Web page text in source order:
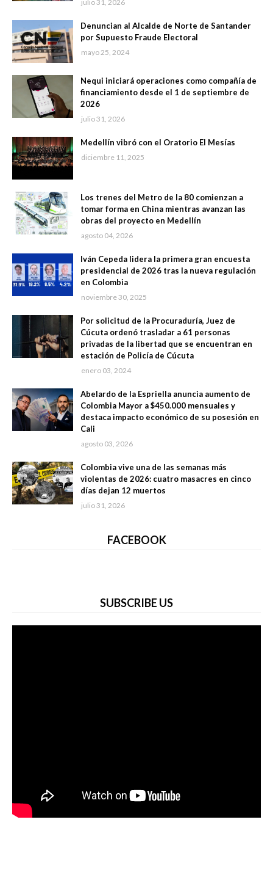
julio 31, 2026
Denuncian al Alcalde de Norte de Santander
por Supuesto Fraude Electoral
mayo 25, 2024
Nequi iniciará operaciones como compañía de
financiamiento desde el 1 de septiembre de
2026
julio 31, 2026
Medellín vibró con el Oratorio El Mesías
diciembre 11, 2025
Los trenes del Metro de la 80 comienzan a
tomar forma en China mientras avanzan las
obras del proyecto en Medellín
agosto 04, 2026
Iván Cepeda lidera la primera gran encuesta
presidencial de 2026 tras la nueva regulación
en Colombia
noviembre 30, 2025
Por solicitud de la Procuraduría, Juez de
Cúcuta ordenó trasladar a 61 personas
privadas de la libertad que se encuentran en
estación de Policía de Cúcuta
enero 03, 2024
Abelardo de la Espriella anuncia aumento de
Colombia Mayor a $450.000 mensuales y
destaca impacto económico de su posesión en
Cali
agosto 03, 2026
Colombia vive una de las semanas más
violentas de 2026: cuatro masacres en cinco
días dejan 12 muertos
julio 31, 2026
FACEBOOK
SUBSCRIBE US